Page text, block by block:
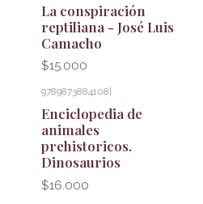
La conspiración
reptiliana - José Luis
Camacho
$15.000
9789873884108
Enciclopedia de
animales
prehistoricos.
Dinosaurios
$16.000